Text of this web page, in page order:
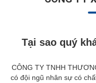
Tại sao quý
CÔNG TY TNHH
có đội ngũ nhân sự có